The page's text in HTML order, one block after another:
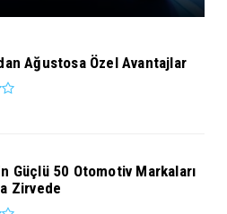
Ağustosa Özel Avantajlar
Güçlü 50 Otomotiv Markaları
Zirvede